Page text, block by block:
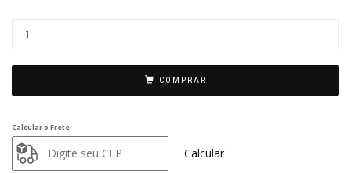
COMPRAR
Calcular o Frete
Calcular